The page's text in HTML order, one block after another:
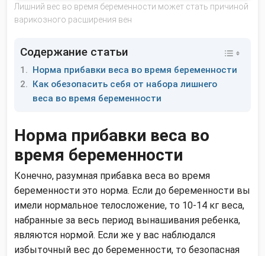
Лишний вес во время беременности может стать причиной
варикозного расширения вен
Содержание статьи
Норма прибавки веса во время беременности
Как обезопасить себя от набора лишнего
веса во время беременности
Норма прибавки веса во
время беременности
Конечно, разумная прибавка веса во время
беременности это норма. Если до беременности вы
имели нормальное телосложение, то 10-14 кг веса,
набранные за весь период вынашивания ребенка,
являются нормой. Если же у вас наблюдался
избыточный вес до беременности, то безопасная